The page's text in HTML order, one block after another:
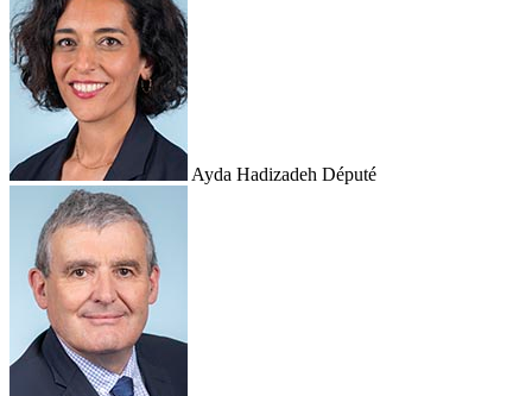
Ayda Hadizadeh Député